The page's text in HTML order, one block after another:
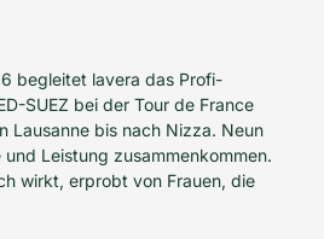
begleitet lavera das Profi-
SUEZ bei der Tour de France
Lausanne bis nach Nizza. Neun
Leistung zusammenkommen.
wirkt, erprobt von Frauen, die